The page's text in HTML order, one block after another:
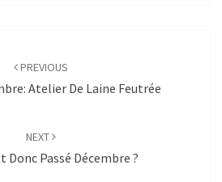
PREVIOUS
Atelier De Laine Feutrée
NEXT
Donc Passé Décembre ?